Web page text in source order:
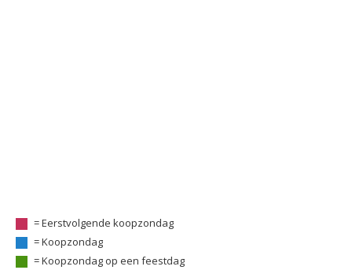
= Eerstvolgende koopzondag
= Koopzondag
= Koopzondag op een feestdag